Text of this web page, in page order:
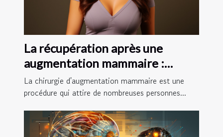
La récupération après une
augmentation mammaire :
conseils et astuces
La chirurgie d'augmentation mammaire est une
procédure qui attire de nombreuses personnes...